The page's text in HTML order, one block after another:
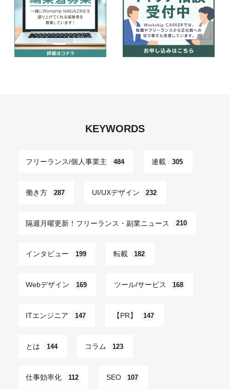
KEYWORDS
フリーランス/個人事業主 484 連載 305
働き方 287 UI/UXデザイン 232
隔週月曜更新！フリーランス・副業ニュース 210
インタビュー 199 転載 182
Webデザイン 169 ツール/サービス 168
ITエンジニア 147 【PR】 147
とは 144 コラム 123
仕事効率化 112 SEO 107